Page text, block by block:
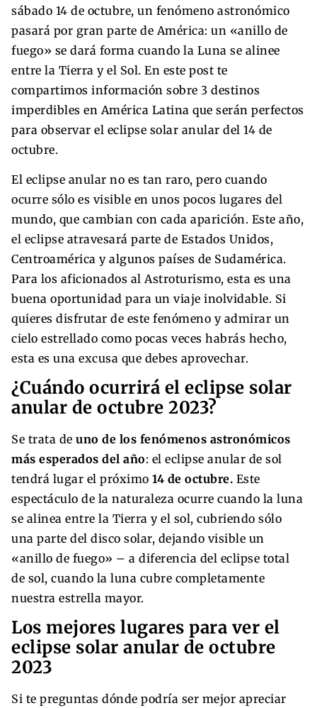
sábado 14 de octubre, un fenómeno astronómico
pasará por gran parte de América: un «anillo de
fuego» se dará forma cuando la Luna se alinee
entre la Tierra y el Sol. En este post te
compartimos información sobre 3 destinos
imperdibles en América Latina que serán perfectos
para observar el eclipse solar anular del 14 de
octubre.
El eclipse anular no es tan raro, pero cuando
ocurre sólo es visible en unos pocos lugares del
mundo, que cambian con cada aparición. Este año,
el eclipse atravesará parte de Estados Unidos,
Centroamérica y algunos países de Sudamérica.
Para los aficionados al Astroturismo, esta es una
buena oportunidad para un viaje inolvidable. Si
quieres disfrutar de este fenómeno y admirar un
cielo estrellado como pocas veces habrás hecho,
esta es una excusa que debes aprovechar.
¿Cuándo ocurrirá el eclipse solar
anular de octubre 2023?
Se trata de uno de los fenómenos astronómicos
más esperados del año: el eclipse anular de sol
tendrá lugar el próximo 14 de octubre. Este
espectáculo de la naturaleza ocurre cuando la luna
se alinea entre la Tierra y el sol, cubriendo sólo
una parte del disco solar, dejando visible un
«anillo de fuego» – a diferencia del eclipse total
de sol, cuando la luna cubre completamente
nuestra estrella mayor.
Los mejores lugares para ver el
eclipse solar anular de octubre
2023
Si te preguntas dónde podría ser mejor apreciar